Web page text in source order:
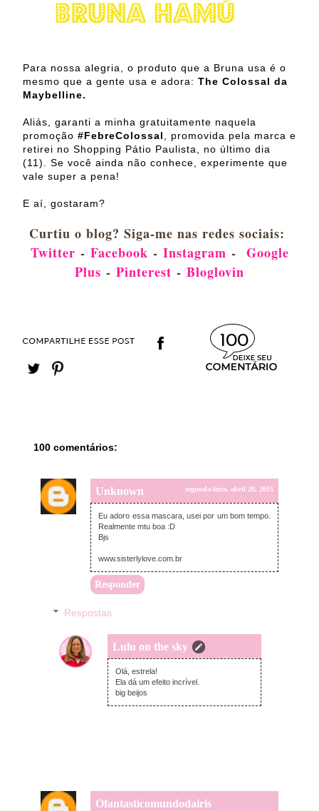
Para nossa alegria, o produto que a Bruna usa é o
mesmo que a gente usa e adora: The Colossal da
Maybelline.
Aliás, garanti a minha gratuitamente naquela
promoção #FebreColossal
, promovida pela marca e
retirei no Shopping Pátio Paulista, no último dia
(11). Se você ainda não conhece, experimente que
vale super a pena!
E aí, gostaram?
Curtiu o blog? Siga-me nas redes sociais:
Twitter - Facebook - Instagram - Google
Plus - Pinterest - Bloglovin
100
100 comentários:
Unknown segunda-feira, abril 20, 2015
Eu adoro essa mascara, usei por um bom tempo.
Realmente mtu boa :D
Bjs
www.sisterlylove.com.br
Responder
Respostas
Lulu on the sky
segunda-feira, abril 20, 2015
Olá, estrela!
Ela dá um efeito incrível.
big beijos
Ofantasticomundodairis